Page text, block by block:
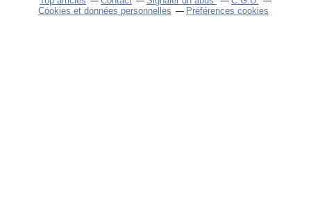
Cookies et données personnelles
Préférences cookies